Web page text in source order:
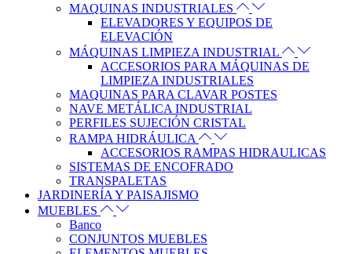
MAQUINAS INDUSTRIALES
ELEVADORES Y EQUIPOS DE
ELEVACIÓN
MÁQUINAS LIMPIEZA INDUSTRIAL
ACCESORIOS PARA MÁQUINAS DE
LIMPIEZA INDUSTRIALES
MAQUINAS PARA CLAVAR POSTES
NAVE METÁLICA INDUSTRIAL
PERFILES SUJECIÓN CRISTAL
RAMPA HIDRÁULICA
ACCESORIOS RAMPAS HIDRAULICAS
SISTEMAS DE ENCOFRADO
TRANSPALETAS
JARDINERÍA Y PAISAJISMO
MUEBLES
Banco
CONJUNTOS MUEBLES